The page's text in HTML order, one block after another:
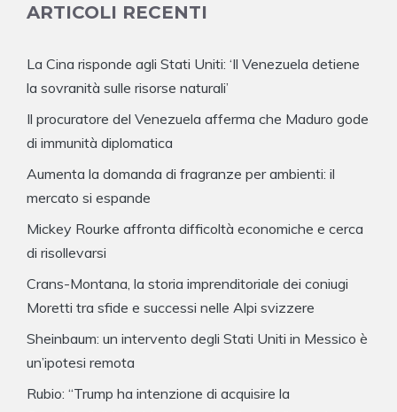
ARTICOLI RECENTI
La Cina risponde agli Stati Uniti: ‘Il Venezuela detiene
la sovranità sulle risorse naturali’
Il procuratore del Venezuela afferma che Maduro gode
di immunità diplomatica
Aumenta la domanda di fragranze per ambienti: il
mercato si espande
Mickey Rourke affronta difficoltà economiche e cerca
di risollevarsi
Crans-Montana, la storia imprenditoriale dei coniugi
Moretti tra sfide e successi nelle Alpi svizzere
Sheinbaum: un intervento degli Stati Uniti in Messico è
un’ipotesi remota
Rubio: “Trump ha intenzione di acquisire la